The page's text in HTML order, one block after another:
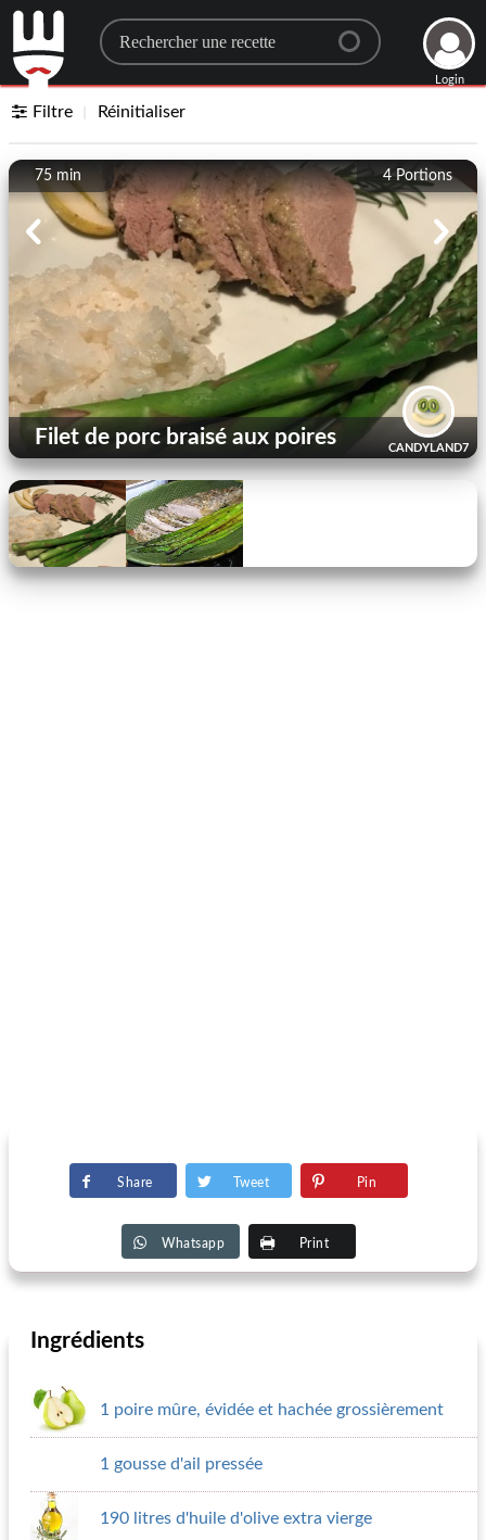
Search for a recipe
Login
Filtre Réinitialiser
4 Portions
75 min
CANDYLAND7
Filet de porc braisé aux poires
Share Tweet Pin
Whatsapp Print
Ingrédients
1 poire mûre, évidée et hachée grossièrement
1 gousse d'ail pressée
190 litres d'huile d'olive extra vierge